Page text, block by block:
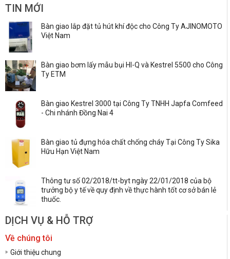
TIN MỚI
Bàn giao lắp đặt tủ hút khí độc cho Công Ty AJINOMOTO
Việt Nam
Bàn giao bơm lấy mẫu bụi HI-Q và Kestrel 5500 cho Công
Ty ETM
Bàn giao Kestrel 3000 tại Công Ty TNHH Japfa Comfeed
- Chi nhánh Đồng Nai 4
Bàn giao tủ đựng hóa chất chống cháy Tại Công Ty Sika
Hữu Hạn Việt Nam
Thông tư số 02/2018/tt-byt ngày 22/01/2018 của bộ
trưởng bộ y tế về quy định về thực hành tốt cơ sở bán lẻ
thuốc.
DỊCH VỤ & HỖ TRỢ
Về chúng tôi
Giới thiệu chung